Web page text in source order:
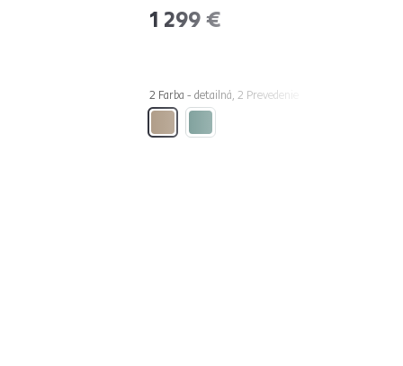
1 299 €
2 Farba - detailná, 2 Prevedenie